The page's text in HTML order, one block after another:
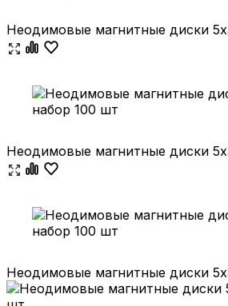
Неодимовые магнитные диски
Неодимовые магнитные диски
Неодимовые магнитные диски